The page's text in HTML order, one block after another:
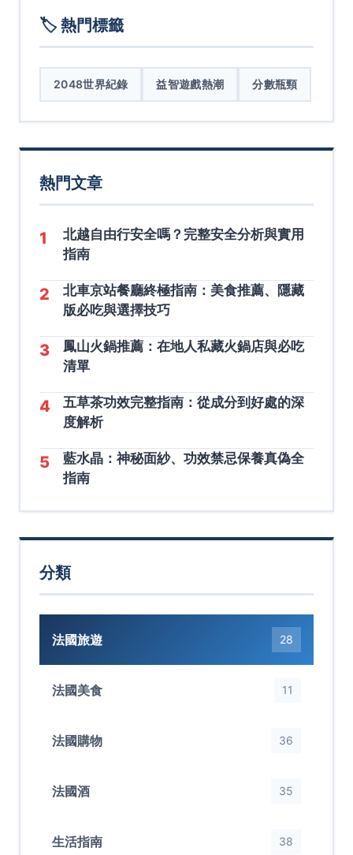
🏷️ 熱門標籤
2048世界紀錄 益智遊戲熱潮 分數瓶頸
熱門文章
1
北越自由行安全嗎？完整安全分析與實用
指南
2
北車京站餐廳終極指南：美食推薦、隱藏
版必吃與選擇技巧
3
鳳山火鍋推薦：在地人私藏火鍋店與必吃
清單
4
五草茶功效完整指南：從成分到好處的深
度解析
5
藍水晶：神秘面紗、功效禁忌保養真偽全
指南
分類
法國旅遊 28
法國美食 11
法國購物 36
法國酒 35
生活指南 38